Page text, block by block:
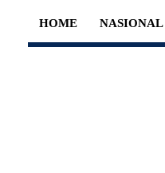
HOME NASIONAL